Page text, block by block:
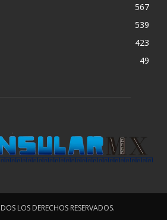
567
539
423
49
LOS DERECHOS RESERVADOS.